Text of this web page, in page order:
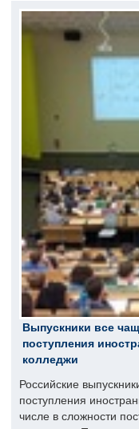
Выпускники все
поступления
колледжи
Российские
поступления
числе в сложности